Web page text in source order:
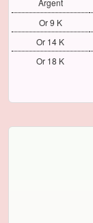
Argent
Or 9 K
Or 14 K
Or 18 K